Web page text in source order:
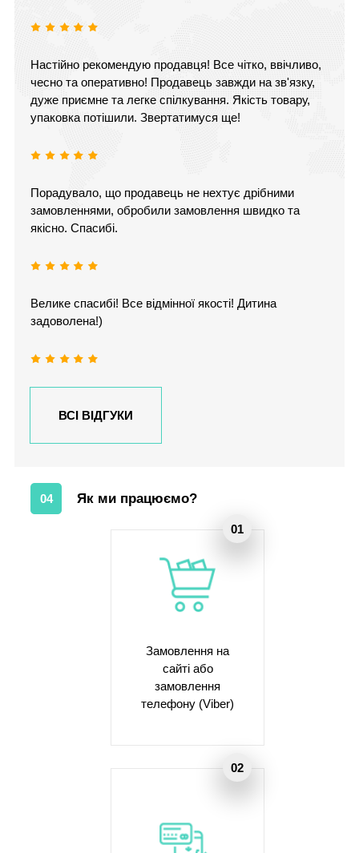
Настійно рекомендую продавця! Все чітко, ввічливо,
чесно та оперативно! Продавець завжди на зв'язку,
дуже приємне та легке спілкування. Якість товару,
упаковка потішили. Звертатимуся ще!
Порадувало, що продавець не нехтує дрібними
замовленнями, обробили замовлення швидко та
якісно. Спасибі.
Велике спасибі! Все відмінної якості! Дитина
задоволена!)
ВСІ ВІДГУКИ
04 Як ми працюємо?
Замовлення на
сайті або
замовлення
телефону (Viber)